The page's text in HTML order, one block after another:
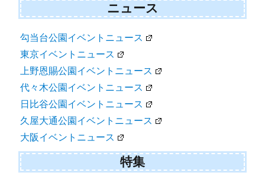
ニュース
勾当台公園イベントニュース
東京イベントニュース
上野恩賜公園イベントニュース
代々木公園イベントニュース
日比谷公園イベントニュース
久屋大通公園イベントニュース
大阪イベントニュース
特集